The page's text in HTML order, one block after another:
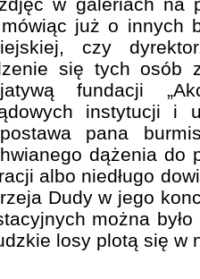
już o innych
czy
się tych osób
fundacji
instytucji i
pana
dążenia do
albo niedługo
Dudy w jego
można
losy plotą się w